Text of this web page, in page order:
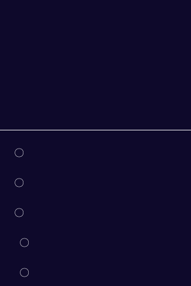
　〇
　〇
　〇
　〇
　〇